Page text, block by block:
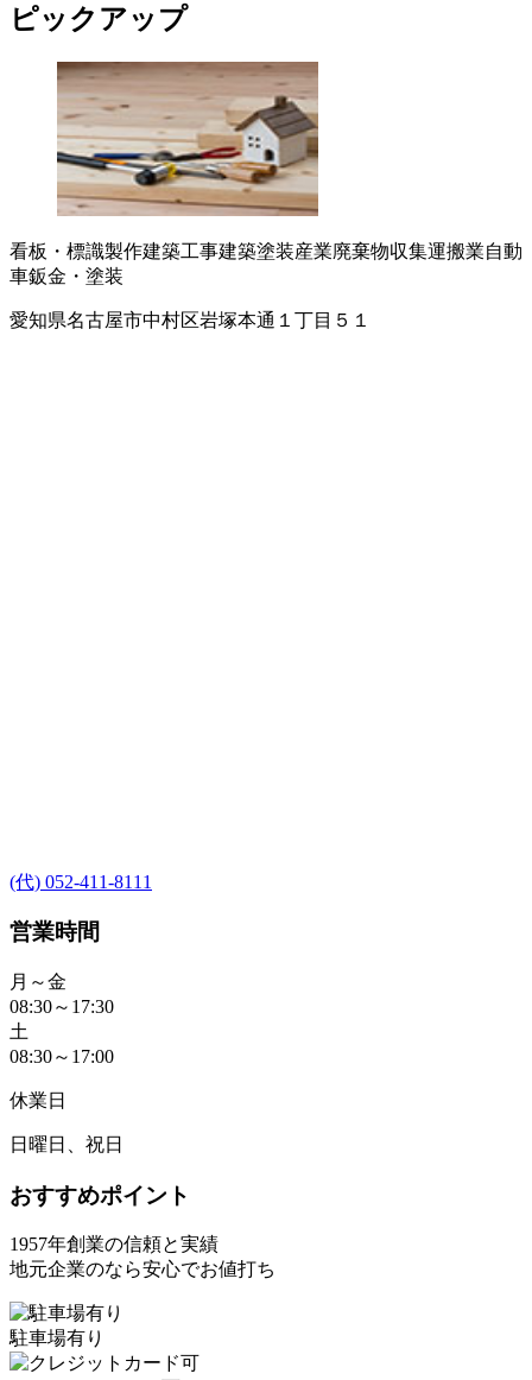
ピックアップ
看板・標識製作建築工事建築塗装産業廃棄物収集運搬業自動
車鈑金・塗装
愛知県名古屋市中村区岩塚本通１丁目５１
(代) 052-411-8111
営業時間
月～金
08:30～17:30
土
08:30～17:00
休業日
日曜日、祝日
おすすめポイント
1957年創業の信頼と実績
地元企業のなら安心でお値打ち
駐車場有り